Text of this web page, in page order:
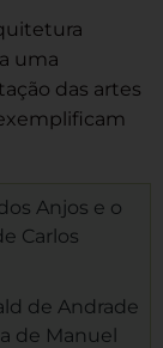
uma
das artes
Anjos e o
Carlos
de Andrade
de Manuel